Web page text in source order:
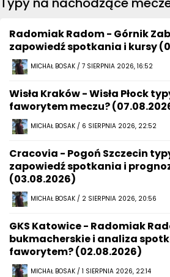
Radomiak Radom - Górnik
zapowiedź spotkania i kursy
MICHAŁ BOSAK / 7 SIERPNIA 2026, 16:52
Wisła Kraków - Wisła Płock
faworytem meczu?
MICHAŁ BOSAK / 6 SIERPNIA 2026, 22:52
Cracovia - Pogoń Szczecin
zapowiedź spotkania i
(03.08.2026)
MICHAŁ BOSAK / 2 SIERPNIA 2026, 20:56
GKS Katowice - Radomiak
bukmacherskie i analiza
faworytem? (02.08.2026)
MICHAŁ BOSAK / 1 SIERPNIA 2026, 22:14